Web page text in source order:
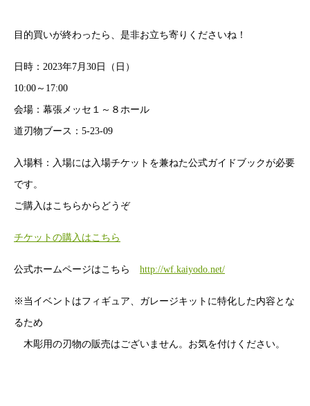
目的買いが終わったら、是非お立ち寄りくださいね！
日時：2023年7月30日（日）
10:00～17:00
会場：幕張メッセ１～８ホール
道刃物ブース：5-23-09
入場料：入場には入場チケットを兼ねた公式ガイドブックが必要
です。
ご購入はこちらからどうぞ
チケットの購入はこちら
公式ホームページはこちら http://wf.kaiyodo.net/
※当イベントはフィギュア、ガレージキットに特化した内容とな
るため
木彫用の刃物の販売はございません。お気を付けください。